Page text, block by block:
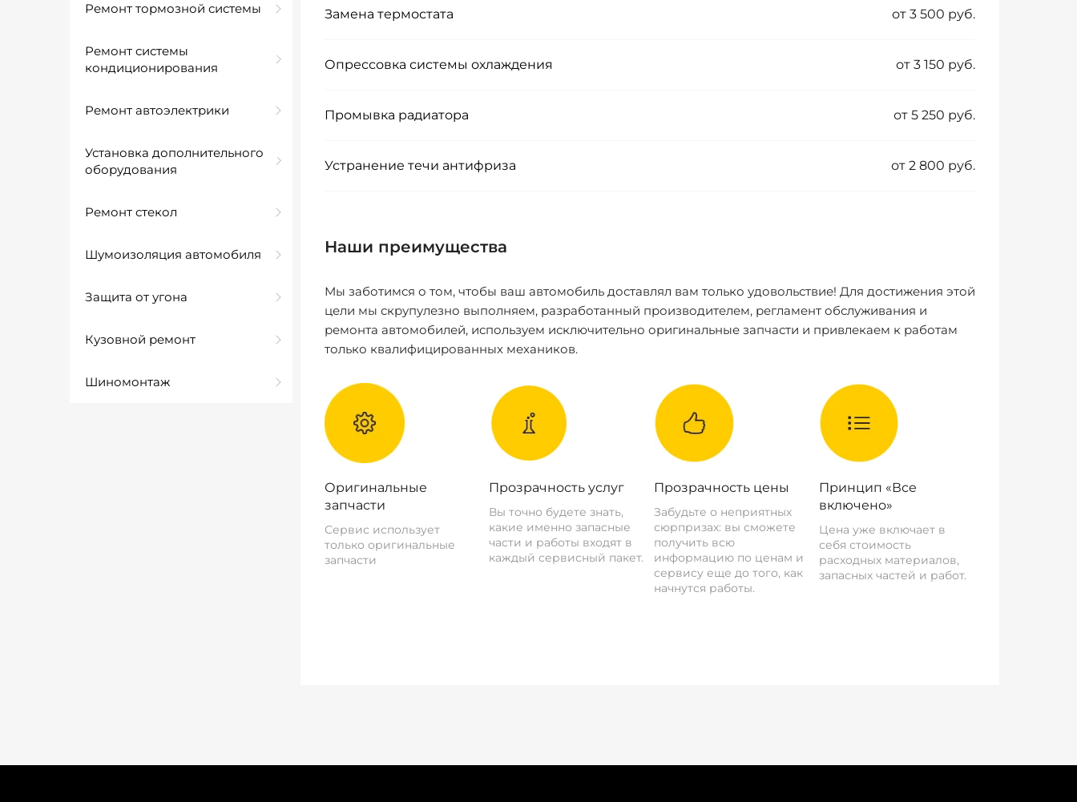
Ремонт тормозной системы
Ремонт системы
кондиционирования
Ремонт автоэлектрики
Установка дополнительного
оборудования
Ремонт стекол
Шумоизоляция автомобиля
Защита от угона
Кузовной ремонт
Шиномонтаж
Замена термостата от 3 500 руб.
Опрессовка системы охлаждения от 3 150 руб.
Промывка радиатора от 5 250 руб.
Устранение течи антифриза от 2 800 руб.
Наши преимущества
Мы заботимся о том, чтобы ваш автомобиль доставлял вам только удовольствие! Для достижения этой
цели мы скрупулезно выполняем, разработанный производителем, регламент обслуживания и
ремонта автомобилей, используем исключительно оригинальные запчасти и привлекаем к работам
только квалифицированных механиков.
Оригинальные
запчасти
Сервис использует
только оригинальные
запчасти
Прозрачность услуг
Вы точно будете знать,
какие именно запасные
части и работы входят в
каждый сервисный пакет.
Прозрачность цены
Забудьте о неприятных
сюрпризах: вы сможете
получить всю
информацию по ценам и
сервису еще до того, как
начнутся работы.
Принцип «Все
включено»
Цена уже включает в
себя стоимость
расходных материалов,
запасных частей и работ.